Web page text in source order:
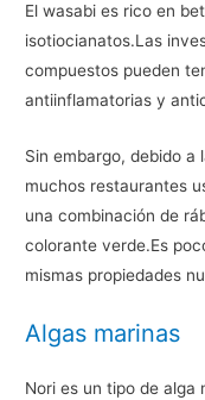
El wasabi es rico en
isotiocianatos.Las
compuestos pueden
antiinflamatorias y
Sin embargo, debido a
muchos restaurantes
una combinación de
colorante verde.Es
mismas propiedades
Algas marinas
Nori es un tipo de alga